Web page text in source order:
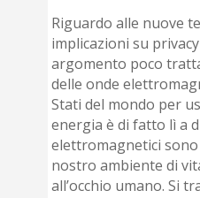
Riguardo alle nuove
implicazioni su
argomento poco
delle onde
Stati del mondo per
energia è di fatto lì a
elettromagnetici
nostro ambiente di
all’occhio umano. Si